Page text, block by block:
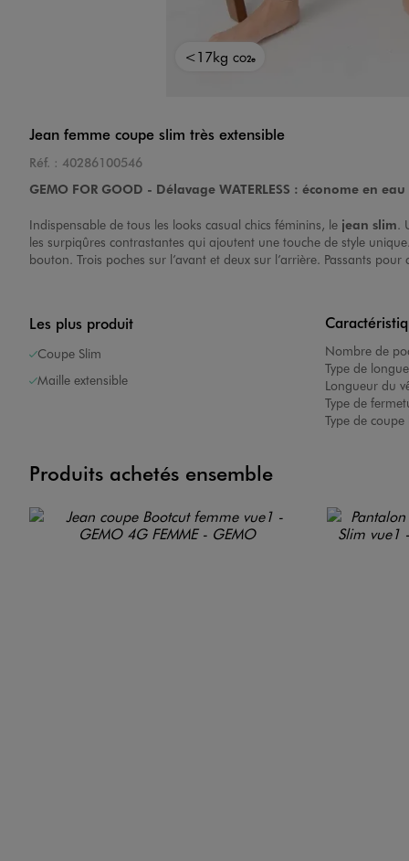
Image 5 sur 5
<17kg CO2e
Jean femme coupe slim très extensible
Réf. : 40286100546
GEMO FOR GOOD - Délavage WATERLESS : économe en
Indispensable de tous les looks casual chics féminins, le jean slim.
les surpiqûres contrastantes qui ajoutent une touche de style
bouton. Trois poches sur l’avant et deux sur l’arrière. Passants pour
Les plus produit
Coupe Slim
Maille extensible
Nombre de
Type de
Longueur du
Type de
Type de coupe
Produits achetés ensemble